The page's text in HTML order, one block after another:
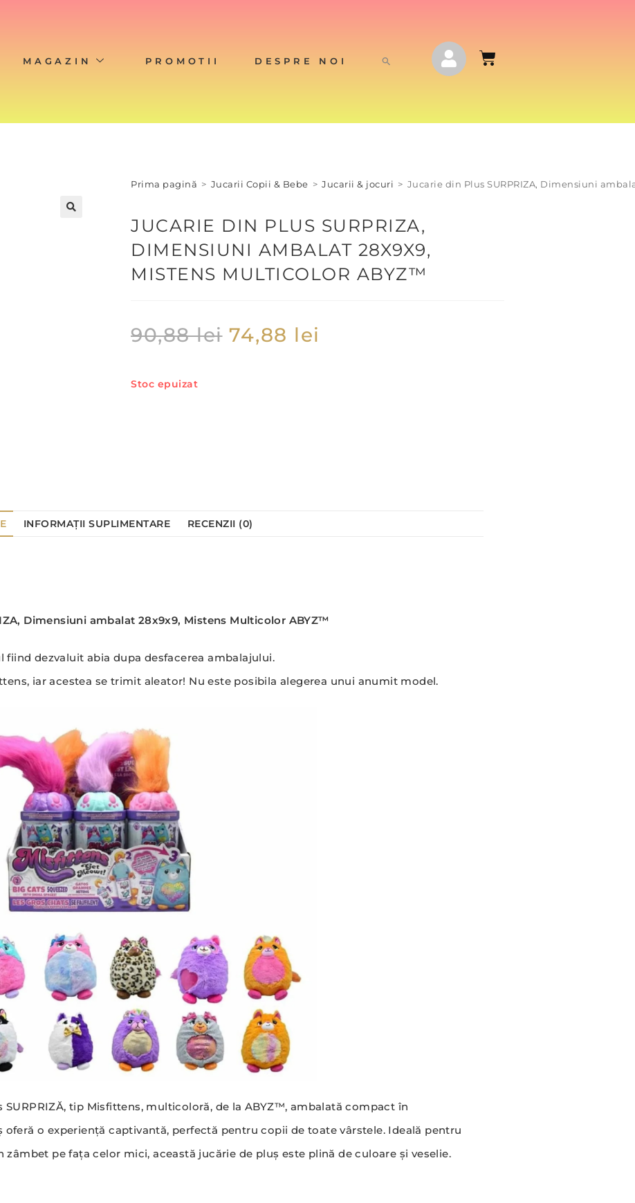
MAGAZIN PROMOTII DESPRE NOI
Prima pagină > Jucarii Copii & Bebe > Jucarii & jocuri > Jucarie din Plus SURPRIZA, Dimensiuni
JUCARIE DIN PLUS SURPRIZA,
DIMENSIUNI AMBALAT 28X9X9,
MISTENS MULTICOLOR ABYZ™
90,88lei 74,88 lei
Stoc epuizat
INFORMAȚII SUPLIMENTARE RECENZII (0)
Dimensiuni ambalat 28x9x9, Mistens Multicolor ABYZ™
dezvaluit abia dupa desfacerea ambalajului.
iar acestea se trimit aleator! Nu este posibila alegerea unui anumit model.
tip Misfittens, multicoloră, de la ABYZ™, ambalată compact în
o experiență captivantă, perfectă pentru copii de toate vârstele. Ideală pentru
pe fața celor mici, această jucărie de pluș este plină de culoare și veselie.